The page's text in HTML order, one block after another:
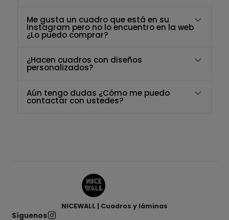
Me gusta un cuadro que está en su
Instagram pero no lo encuentro en la web
¿Lo puedo comprar?
¿Hacen cuadros con diseños
personalizados?
Aún tengo dudas ¿Cómo me puedo
contactar con ustedes?
NICEWALL | Cuadros y láminas
Síguenos